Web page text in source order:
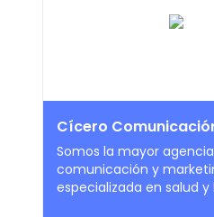
Cícero
Somos la mayor
comunicación y
especializada en salud y